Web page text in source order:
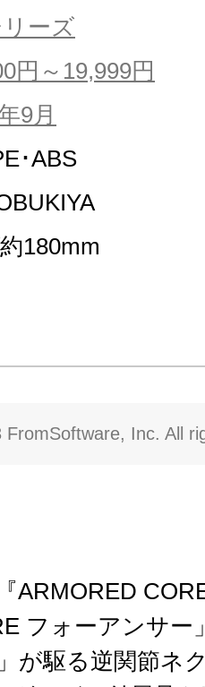
ーズ
円～19,999円
9月
･ABS
180mm
Inc. All
ARMORED
フォーアンサ
が駆る逆関節ネ